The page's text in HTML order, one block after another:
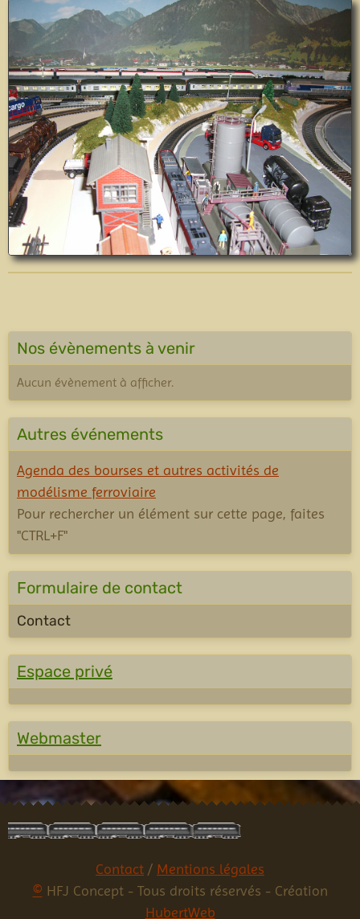
Nos évènements à venir
Aucun évènement à afficher.
Autres événements
Agenda des bourses et autres activités de
modélisme ferroviaire
Pour rechercher un élément sur cette page, faites
"CTRL+F"
Formulaire de contact
Contact
Espace privé
Webmaster
Contact / Mentions légales
© HFJ Concept - Tous droits réservés - Création
HubertWeb